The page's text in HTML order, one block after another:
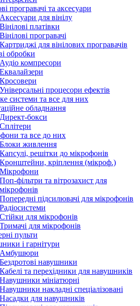
програвачі та аксесуари
Аксесуари для вінілу
Вінілові платівки
Вінілові програвачі
Картриджі для вінілових програвачів
обробки
Аудіо компресори
Еквалайзери
Кросовери
Універсальні процесори ефектів
системи та все для них
обладнання
Директ-бокси
Сплітери
та все до них
Блоки живлення
Капсулі, решітки до мікрофонів
Кронштейни, кріплення (мікроф.)
Мікрофони
Поп-фільтри та вітрозахист для
мікрофонів
Попередні підсилювачі для мікрофонів
Радіосистеми
Стійки для мікрофонів
Тримачі для мікрофонів
пульти
і гарнітури
Амбушюри
Бездротові навушники
Кабелі та перехідники для навушників
Навушники мініатюрні
Навушники накладні спеціалізовані
Насадки для навушників